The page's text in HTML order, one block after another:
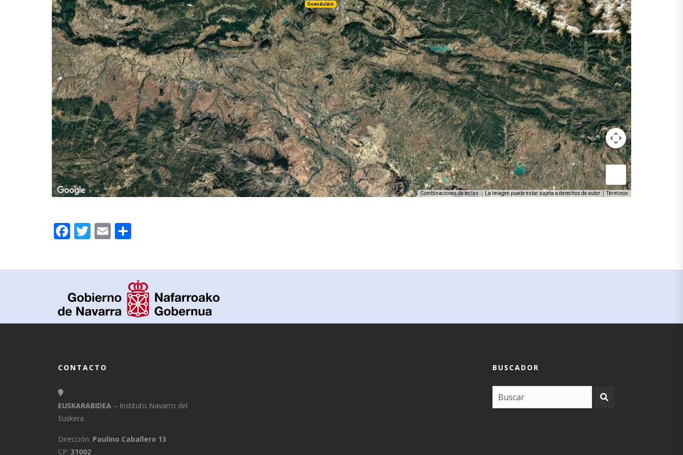
Guenduláin
Combinaciones de teclas La imagen puede estar sujeta a derechos de autor Términos
Facebook
Twitter
Email
CONTACTO
EUSKARABIDEA – Instituto Navarro del
Euskera
Dirección: Paulino Caballero 13
CP: 31002
BUSCADOR